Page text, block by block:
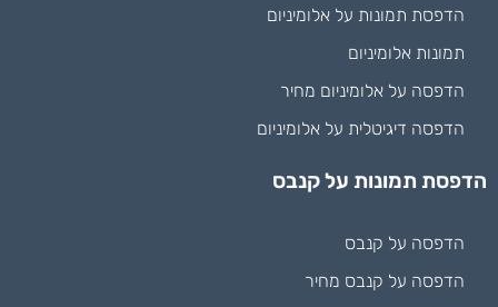
הדפסת תמונות על אלומיניום
תמונות אלומיניום
הדפסה על אלומיניום מחיר
הדפסה דיגיטלית על אלומיניום
הדפסת תמונות על קנבס
הדפסה על קנבס
הדפסה על קנבס מחיר